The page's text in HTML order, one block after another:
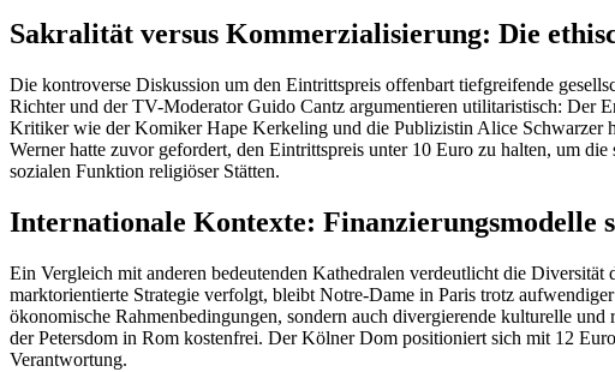
Sakralität versus Kommerzialisierung: Die
Die kontroverse Diskussion um den Eintrittspreis offenbart tiefgreifende
Richter und der TV-Moderator Guido Cantz argumentieren utilitaristisch: Der
Kritiker wie der Komiker Hape Kerkeling und die Publizistin Alice Schwarzer
Werner hatte zuvor gefordert, den Eintrittspreis unter 10 Euro zu halten, um
sozialen Funktion religiöser Stätten.
Internationale Kontexte: Finanzierungsmodelle
Ein Vergleich mit anderen bedeutenden Kathedralen verdeutlicht die
marktorientierte Strategie verfolgt, bleibt Notre-Dame in Paris trotz
ökonomische Rahmenbedingungen, sondern auch divergierende kulturelle
der Petersdom in Rom kostenfrei. Der Kölner Dom positioniert sich mit 12
Verantwortung.